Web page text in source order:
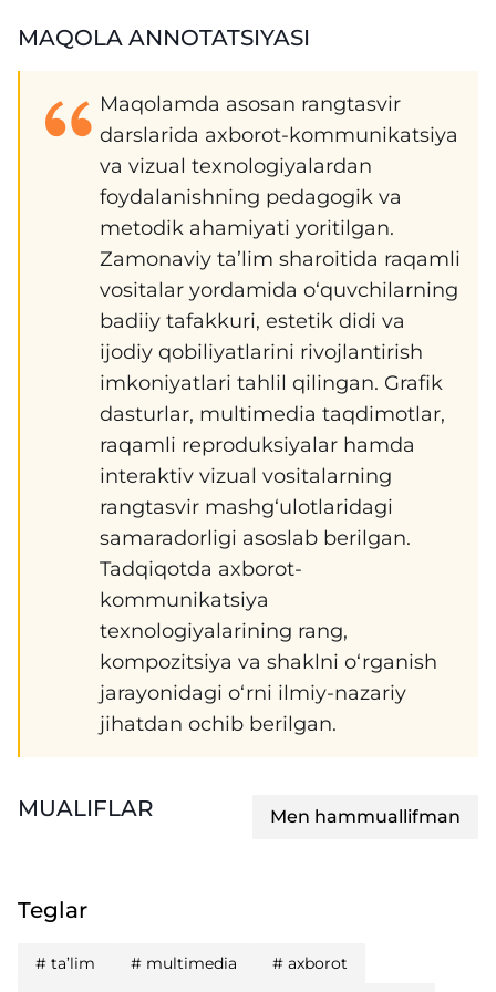
MAQOLA ANNOTATSIYASI
Maqolamda asosan rangtasvir
darslarida axborot-kommunikatsiya
va vizual texnologiyalardan
foydalanishning pedagogik va
metodik ahamiyati yoritilgan.
Zamonaviy ta’lim sharoitida raqamli
vositalar yordamida o‘quvchilarning
badiiy tafakkuri, estetik didi va
ijodiy qobiliyatlarini rivojlantirish
imkoniyatlari tahlil qilingan. Grafik
dasturlar, multimedia taqdimotlar,
raqamli reproduksiyalar hamda
interaktiv vizual vositalarning
rangtasvir mashg‘ulotlaridagi
samaradorligi asoslab berilgan.
Tadqiqotda axborot-
kommunikatsiya
texnologiyalarining rang,
kompozitsiya va shaklni o‘rganish
jarayonidagi o‘rni ilmiy-nazariy
jihatdan ochib berilgan.
MUALIFLAR Men hammuallifman
Teglar
# ta’lim # multimedia # axborot